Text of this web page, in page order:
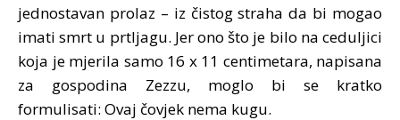
jednostavan prolaz – iz čistog straha da bi mogao
imati smrt u prtljagu. Jer ono što je bilo na ceduljici
koja je mjerila samo 16 x 11 centimetara, napisana
za gospodina Zezzu, moglo bi se kratko
formulisati: Ovaj čovjek nema kugu.